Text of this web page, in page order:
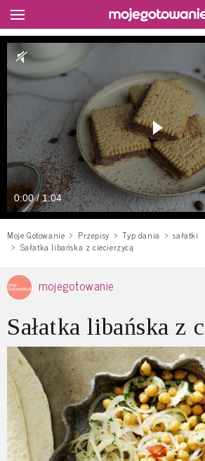
0:00 / 1:04
Moje Gotowanie Przepisy Typ dania
sałatki
Sałatka libańska z ciecierzycą
mojegotowanie
Sałatka libańska z